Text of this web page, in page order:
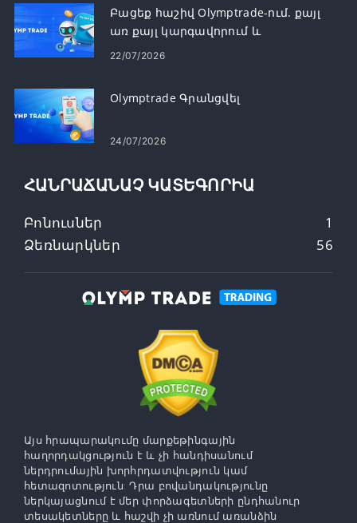
Բացեք հաշիվ Olymptrade-ում. քայլ
առ քայլ կարգավորում և
պահանջներ
22/07/2026
Olymptrade Գրանցվել
24/07/2026
ՀԱՆՐԱՃԱՆԱՉ ԿԱՏԵԳՈՐԻԱ
Բոնուսներ
1
Ձեռնարկներ
56
Այս հրապարակումը մարքեթինգային
հաղորդակցություն է և չի հանդիսանում
ներդրումային խորհրդատվություն կամ
հետազոտություն: Դրա բովանդակությունը
ներկայացնում է մեր փորձագետների ընդհանուր
տեսակետները և հաշվի չի առնում առանձին